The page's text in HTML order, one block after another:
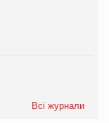
Всі журнали